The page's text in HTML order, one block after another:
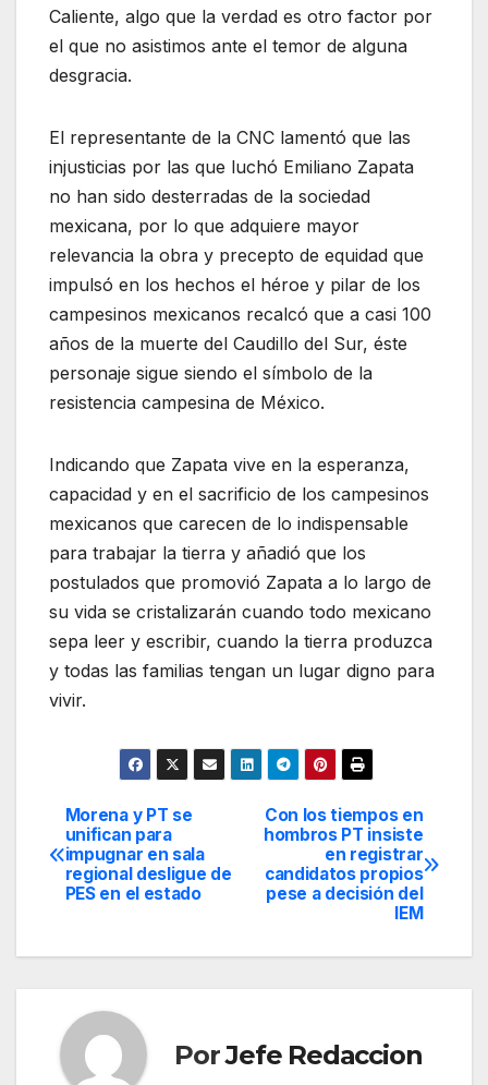
Caliente, algo que la verdad es otro factor por
el que no asistimos ante el temor de alguna
desgracia.
El representante de la CNC lamentó que las
injusticias por las que luchó Emiliano Zapata
no han sido desterradas de la sociedad
mexicana, por lo que adquiere mayor
relevancia la obra y precepto de equidad que
impulsó en los hechos el héroe y pilar de los
campesinos mexicanos recalcó que a casi 100
años de la muerte del Caudillo del Sur, éste
personaje sigue siendo el símbolo de la
resistencia campesina de México.
Indicando que Zapata vive en la esperanza,
capacidad y en el sacrificio de los campesinos
mexicanos que carecen de lo indispensable
para trabajar la tierra y añadió que los
postulados que promovió Zapata a lo largo de
su vida se cristalizarán cuando todo mexicano
sepa leer y escribir, cuando la tierra produzca
y todas las familias tengan un lugar digno para
vivir.
Navegación
de
Con los tiempos en
hombros PT insiste
en registrar
candidatos propios
pese a decisión del
IEM
Morena y PT se
unifican para
impugnar en sala
regional desligue de
PES en el estado
PorJefe Redaccion